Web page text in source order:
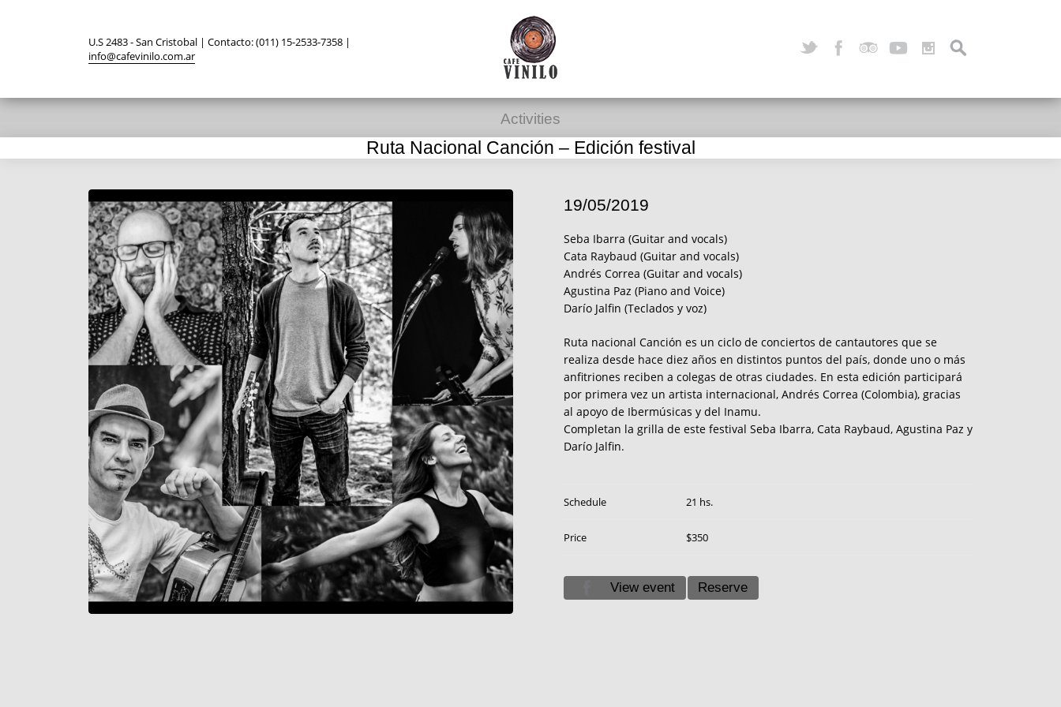
U.S 2483 - San Cristobal | Contacto: (011) 15-2533-7358 |
info@cafevinilo.com.ar
Activities
Ruta Nacional Canción – Edición festival
19/05/2019
Seba Ibarra (Guitar and vocals)
Cata Raybaud (Guitar and vocals)
Andrés Correa (Guitar and vocals)
Agustina Paz (Piano and Voice)
Darío Jalfin (Teclados y voz)
Ruta nacional Canción es un ciclo de conciertos de cantautores que se
realiza desde hace diez años en distintos puntos del país, donde uno o más
anfitriones reciben a colegas de otras ciudades. En esta edición participará
por primera vez un artista internacional, Andrés Correa (Colombia), gracias
al apoyo de Ibermúsicas y del Inamu.
Completan la grilla de este festival Seba Ibarra, Cata Raybaud, Agustina Paz y
Darío Jalfin.
Schedule 21 hs.
Price $350
View event Reserve